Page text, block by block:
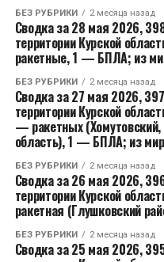
БЕЗ РУБРИКИ 2 месяца назад
Сводка за 28 мая 2026,
территории Курской
ракетные, 1 — БПЛА; из
БЕЗ РУБРИКИ 2 месяца назад
Сводка за 27 мая 2026,
территории Курской
— ракетных
область), 1 — БПЛА; из
БЕЗ РУБРИКИ 2 месяца назад
Сводка за 26 мая 2026,
территории Курской
ракетная (Глушковский
БЕЗ РУБРИКИ 2 месяца назад
Сводка за 25 мая 2026,